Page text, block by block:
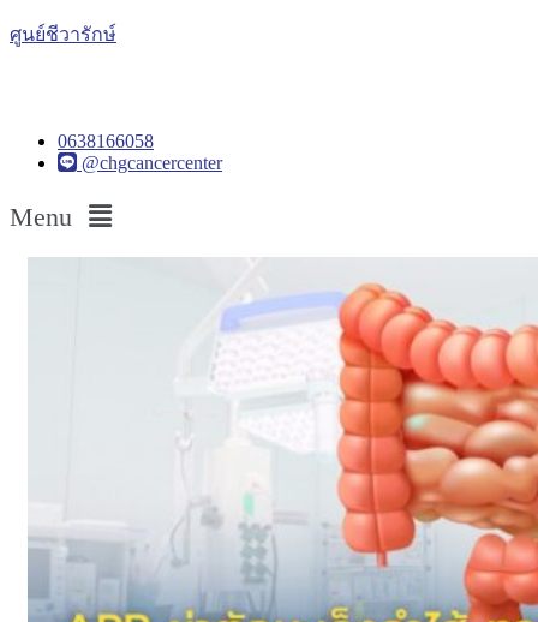
ศูนย์ชีวารักษ์
0638166058
@chgcancercenter
Menu